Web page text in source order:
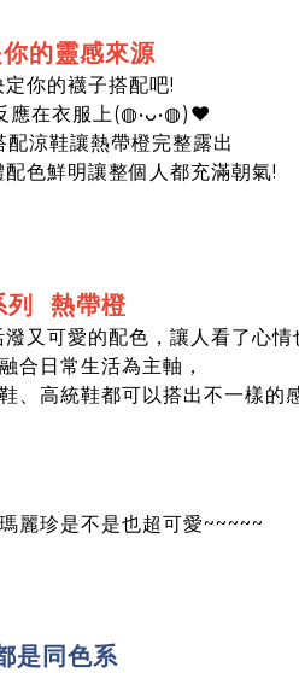
的靈感來源
你的襪子搭配吧!
應在衣服上(◍•ᴗ•◍)❤
涼鞋讓熱帶橙完整露出
色鮮明讓整個人都充滿朝氣!
列 熱帶橙
合日常生活為主軸，
、高統鞋都可以搭出不一樣的
麗珍是不是也超可愛~~~~~
是同色系